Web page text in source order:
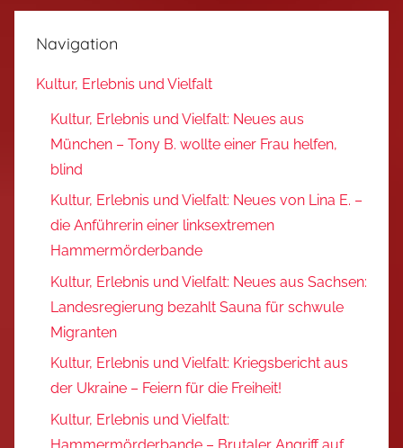
Navigation
Kultur, Erlebnis und Vielfalt
Kultur, Erlebnis und Vielfalt: Neues aus
München – Tony B. wollte einer Frau helfen,
blind
Kultur, Erlebnis und Vielfalt: Neues von Lina E. –
die Anführerin einer linksextremen
Hammermörderbande
Kultur, Erlebnis und Vielfalt: Neues aus Sachsen:
Landesregierung bezahlt Sauna für schwule
Migranten
Kultur, Erlebnis und Vielfalt: Kriegsbericht aus
der Ukraine – Feiern für die Freiheit!
Kultur, Erlebnis und Vielfalt:
Hammermörderbande – Brutaler Angriff auf